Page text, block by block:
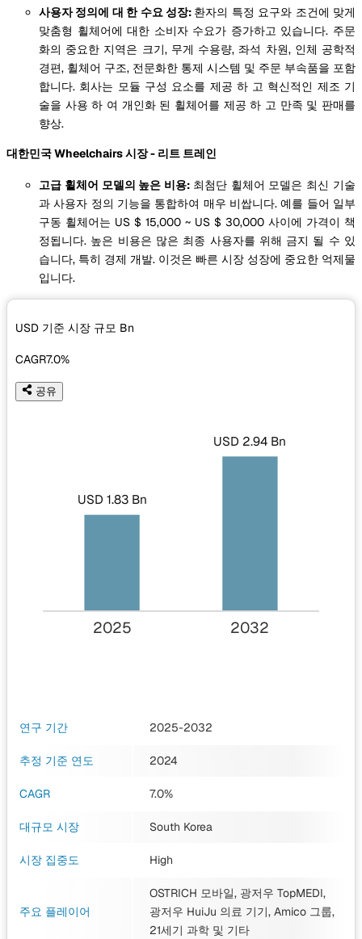
사용자 정의에 대 한 수요 성장: 환자의 특정 요구와 조건에 맞게
맞춤형 휠체어에 대한 소비자 수요가 증가하고 있습니다. 주문
화의 중요한 지역은 크기, 무게 수용량, 좌석 차원, 인체 공학적
경편, 휠체어 구조, 전문화한 통제 시스템 및 주문 부속품을 포함
합니다. 회사는 모듈 구성 요소를 제공 하 고 혁신적인 제조 기
술을 사용 하 여 개인화 된 휠체어를 제공 하 고 만족 및 판매를
향상.
대한민국 Wheelchairs 시장 - 리트 트레인
고급 휠체어 모델의 높은 비용: 최첨단 휠체어 모델은 최신 기술
과 사용자 정의 기능을 통합하여 매우 비쌉니다. 예를 들어 일부
구동 휠체어는 US $ 15,000 ~ US $ 30,000 사이에 가격이 책
정됩니다. 높은 비용은 많은 최종 사용자를 위해 금지 될 수 있
습니다, 특히 경제 개발. 이것은 빠른 시장 성장에 중요한 억제물
입니다.
USD 기준 시장 규모 Bn
CAGR7.0%
공유
USD 1.83 Bn
USD 2.94 Bn
2025 2032
연구 기간 2025-2032
추정 기준 연도 2024
CAGR 7.0%
대규모 시장 South Korea
시장 집중도 High
주요 플레이어
OSTRICH 모바일, 광저우 TopMEDI,
광저우 HuiJu 의료 기기, Amico 그룹,
21세기 과학 및 기타